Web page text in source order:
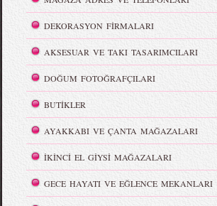
DEKORASYON FİRMALARI
AKSESUAR VE TAKI TASARIMCILARI
DOĞUM FOTOĞRAFÇILARI
BUTİKLER
AYAKKABI VE ÇANTA MAĞAZALARI
İKİNCİ EL GİYSİ MAĞAZALARI
GECE HAYATI VE EĞLENCE MEKANLARI